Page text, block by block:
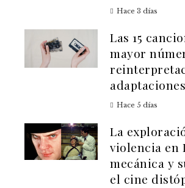
Hace 3 días
Las 15
mayor
Hace 5 días
La
violencia en
mecánica y
el cine